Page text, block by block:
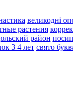
великодні
растения
район
3 4 лет свято